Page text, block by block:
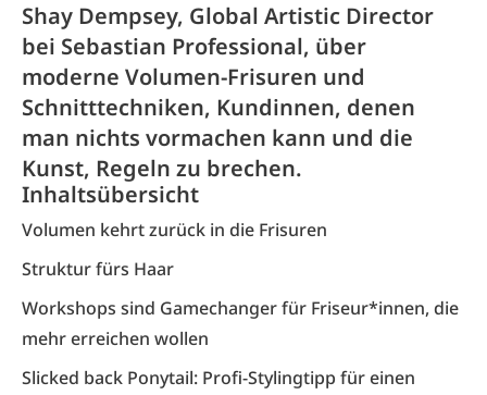
Shay Dempsey, Global Artistic Director
bei Sebastian Professional, über
moderne Volumen-Frisuren und
Schnitttechniken, Kundinnen, denen
man nichts vormachen kann und die
Kunst, Regeln zu brechen.
Inhaltsübersicht
Volumen kehrt zurück in die Frisuren
Struktur fürs Haar
Workshops sind Gamechanger für Friseur*innen, die
mehr erreichen wollen
Slicked back Ponytail: Profi-Stylingtipp für einen